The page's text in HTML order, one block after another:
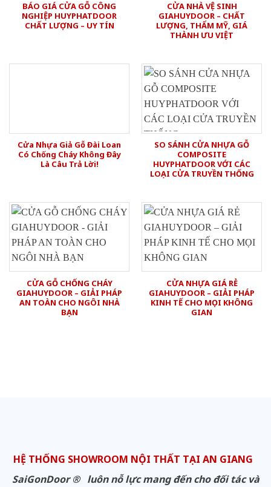
BÁO GIÁ CỬA GỖ CÔNG
NGHIỆP HUYPHATDOOR
CHẤT LƯỢNG – UY TÍN
CỬA NHÀ VỆ SINH
GIAHUYDOOR – CHẤT
LƯỢNG, THẨM MỸ, GIÁ
THÀNH ƯU VIỆT
Cửa Nhựa Giả Gỗ Đài Loan
Có Chống Cháy Không Đây
Là Câu Trả Lời!
SO SÁNH CỬA NHỰA GỖ
COMPOSITE
HUYPHATDOOR VỚI CÁC
LOẠI CỬA TRUYỀN THỐNG
CỬA GỖ CHỐNG CHÁY
GIAHUYDOOR – GIẢI PHÁP
AN TOÀN CHO NGÔI NHÀ
BẠN
CỬA NHỰA GIÁ RẺ
GIAHUYDOOR – GIẢI PHÁP
KINH TẾ CHO MỌI KHÔNG
GIAN
HỆ THỐNG SHOWROOM NỘI THẤT TẠI AN GIANG
SaiGonDoor ® luôn nỗ lực mang đến cho đối tác và